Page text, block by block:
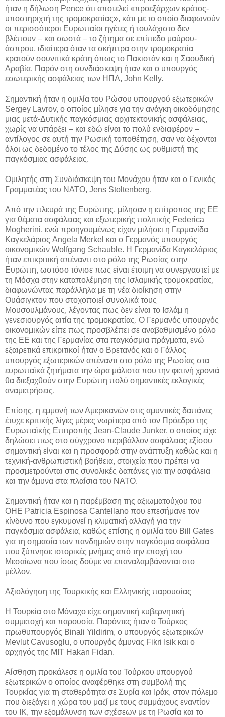
ήταν η δήλωση Pence ότι αποτελεί «προεξάρχων κράτος-
υποστηριχτή της τρομοκρατίας», κάτι με το οποίο διαφωνούν
οι περισσότεροι Ευρωπαίοι ηγέτες ή τουλάχιστο δεν
βλέπουν – και σωστά – το ζήτημα σε επίπεδο μαύρου-
άσπρου, ιδιαίτερα όταν τα σκήπτρα στην τρομοκρατία
κρατούν σουνιτικά κράτη όπως το Πακιστάν και η Σαουδική
Αραβία. Παρόν στη συνδιάσκεψη ήταν και ο υπουργός
εσωτερικής ασφάλειας των ΗΠΑ, John Kelly.
Σημαντική ήταν η ομιλία του Ρώσου υπουργού εξωτερικών
Sergey Lavrov, ο οποίος μίλησε για την ανάγκη οικοδόμησης
μιας μετά-Δυτικής παγκόσμιας αρχιτεκτονικής ασφάλειας,
χωρίς να υπάρξει – και εδώ είναι το πολύ ενδιαφέρον –
αντίλογος σε αυτή την Ρωσική τοποθέτηση, σαν να δέχονται
όλοι ως δεδομένο το τέλος της Δύσης ως ρυθμιστή της
παγκόσμιας ασφάλειας.
Ομιλητής στη Συνδιάσκεψη του Μονάχου ήταν και ο Γενικός
Γραμματέας του ΝΑΤΟ, Jens Stoltenberg.
Από την πλευρά της Ευρώπης, μίλησαν η επίτροπος της ΕΕ
για θέματα ασφάλειας και εξωτερικής πολιτικής Federica
Mogherini, ενώ προηγουμένως είχαν μιλήσει η Γερμανίδα
Καγκελάριος Angela Merkel και ο Γερμανός υπουργός
οικονομικών Wolfgang Schauble. Η Γερμανίδα Καγκελάριος
ήταν επικριτική απέναντι στο ρόλο της Ρωσίας στην
Ευρώπη, ωστόσο τόνισε πως είναι έτοιμη να συνεργαστεί με
τη Μόσχα στην καταπολέμηση της Ισλαμικής τρομοκρατίας,
διαφωνώντας παράλληλα με τη νέα διοίκηση στην
Ουάσιγκτον που στοχοποιεί συνολικά τους
Μουσουλμάνους, λέγοντας πως δεν είναι το Ισλάμ η
γενεσιουργός αιτία της τρομοκρατίας. Ο Γερμανός υπουργός
οικονομικών είπε πως προσβλέπει σε αναβαθμισμένο ρόλο
της ΕΕ και της Γερμανίας στα παγκόσμια πράγματα, ενώ
εξαιρετικά επικριτικοί ήταν ο Βρετανός και ο Γάλλος
υπουργός εξωτερικών απέναντι στο ρόλο της Ρωσίας στα
ευρωπαϊκά ζητήματα την ώρα μάλιστα που την φετινή χρονιά
θα διεξαχθούν στην Ευρώπη πολύ σημαντικές εκλογικές
αναμετρήσεις.
Επίσης, η εμμονή των Αμερικανών στις αμυντικές δαπάνες
έτυχε κριτικής λίγες μέρες νωρίτερα από τον Πρόεδρο της
Ευρωπαϊκής Επιτροπής Jean-Claude Junker, ο οποίος είχε
δηλώσει πως στο σύγχρονο περιβάλλον ασφάλειας εξίσου
σημαντική είναι και η προσφορά στην ανάπτυξη καθώς και η
τεχνική-ανθρωπιστική βοήθεια, στοιχεία που πρέπει να
προσμετρούνται στις συνολικές δαπάνες για την ασφάλεια
και την άμυνα στα πλαίσια του ΝΑΤΟ.
Σημαντική ήταν και η παρέμβαση της αξιωματούχου του
ΟΗΕ Patricia Espinosa Cantellano που επεσήμανε τον
κίνδυνο που εγκυμονεί η κλιματική αλλαγή για την
παγκόσμια ασφάλεια, καθώς επίσης η ομιλία του Bill Gates
για τη σημασία των πανδημιών στην παγκόσμια ασφάλεια
που ξύπνησε ιστορικές μνήμες από την εποχή του
Μεσαίωνα που ίσως δούμε να επαναλαμβάνονται στο
μέλλον.
Αξιολόγηση της Τουρκικής και Ελληνικής παρουσίας
Η Τουρκία στο Μόναχο είχε σημαντική κυβερνητική
συμμετοχή και παρουσία. Παρόντες ήταν ο Τούρκος
πρωθυπουργός Binali Yildirim, ο υπουργός εξωτερικών
Mevlut Cavusoglu, ο υπουργός άμυνας Fikri Isik και ο
αρχηγός της ΜΙΤ Hakan Fidan.
Αίσθηση προκάλεσε η ομιλία του Τούρκου υπουργού
εξωτερικών ο οποίος αναφέρθηκε στη συμβολή της
Τουρκίας για τη σταθερότητα σε Συρία και Ιράκ, στον πόλεμο
που διεξάγει η χώρα του μαζί με τους συμμάχους εναντίον
του ΙΚ, την εξομάλυνση των σχέσεων με τη Ρωσία και το